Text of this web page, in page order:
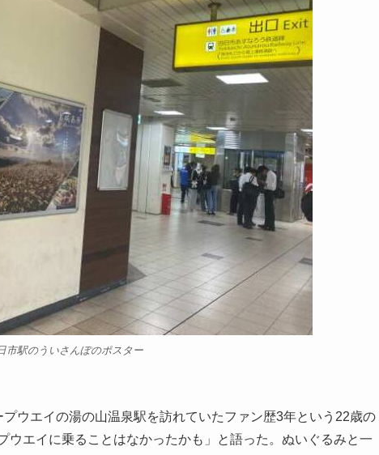
市駅のういさんぽのポスター
ウエイの湯の山温泉駅を訪れていたファン歴3年という22歳の
ウエイに乗ることはなかったかも」と語った。ぬいぐるみと一